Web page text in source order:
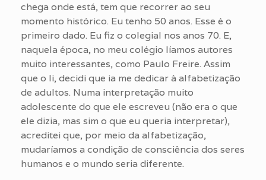
chega onde está, tem que recorrer ao seu
momento histórico. Eu tenho 50 anos. Esse é o
primeiro dado. Eu fiz o colegial nos anos 70. E,
naquela época, no meu colégio líamos autores
muito interessantes, como Paulo Freire. Assim
que o li, decidi que ia me dedicar à alfabetização
de adultos. Numa interpretação muito
adolescente do que ele escreveu (não era o que
ele dizia, mas sim o que eu queria interpretar),
acreditei que, por meio da alfabetização,
mudaríamos a condição de consciência dos seres
humanos e o mundo seria diferente.